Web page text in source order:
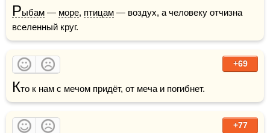
Рыбам — море, птицам — воздух, а человеку отчизна
вселенный круг.
+69
Кто к нам с мечом придёт, от меча и погибнет.
+77